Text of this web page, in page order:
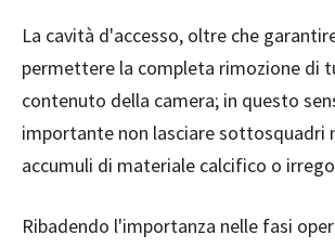
La cavità d'accesso, oltre che
permettere la completa rimozione di
contenuto della camera; in questo
importante non lasciare sottosquadri
accumuli di materiale calcifico o
Ribadendo l'importanza nelle fasi